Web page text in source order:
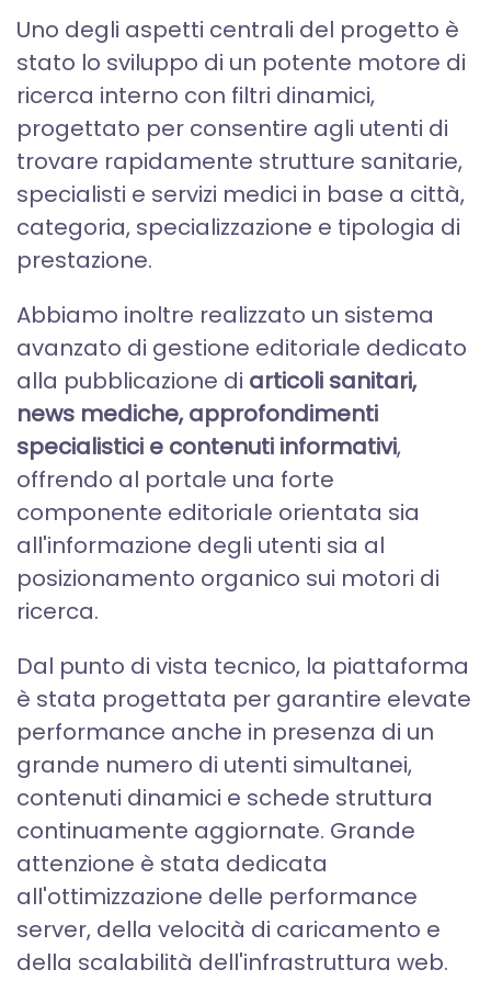
Uno degli aspetti centrali del progetto è
stato lo sviluppo di un potente motore di
ricerca interno con filtri dinamici,
progettato per consentire agli utenti di
trovare rapidamente strutture sanitarie,
specialisti e servizi medici in base a città,
categoria, specializzazione e tipologia di
prestazione.
Abbiamo inoltre realizzato un sistema
avanzato di gestione editoriale dedicato
alla pubblicazione di articoli sanitari,
news mediche, approfondimenti
specialistici e contenuti informativi,
offrendo al portale una forte
componente editoriale orientata sia
all'informazione degli utenti sia al
posizionamento organico sui motori di
ricerca.
Dal punto di vista tecnico, la piattaforma
è stata progettata per garantire elevate
performance anche in presenza di un
grande numero di utenti simultanei,
contenuti dinamici e schede struttura
continuamente aggiornate. Grande
attenzione è stata dedicata
all'ottimizzazione delle performance
server, della velocità di caricamento e
della scalabilità dell'infrastruttura web.